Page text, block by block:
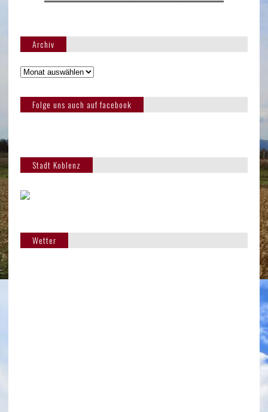
Archiv
Folge uns auch auf facebook
Stadt Koblenz
Wetter